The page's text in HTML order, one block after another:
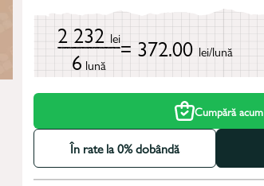
2 232 lei
6 lună
= 372.00 lei/lună
Cumpără acum
În rate la 0% dobândă